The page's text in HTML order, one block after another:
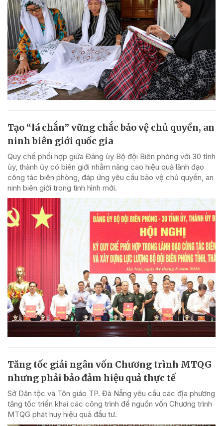
Tạo “lá chắn” vững chắc bảo vệ chủ quyền, an
ninh biên giới quốc gia
Quy chế phối hợp giữa Đảng ủy Bộ đội Biên phòng với 30 tỉnh
ủy, thành ủy có biên giới nhằm nâng cao hiệu quả lãnh đạo
công tác biên phòng, đáp ứng yêu cầu bảo vệ chủ quyền, an
ninh biên giới trong tình hình mới.
Tăng tốc giải ngân vốn Chương trình MTQG
nhưng phải bảo đảm hiệu quả thực tế
Sở Dân tộc và Tôn giáo TP. Đà Nẵng yêu cầu các địa phương
tăng tốc triển khai các công trình để nguồn vốn Chương trình
MTQG phát huy hiệu quả đầu tư.